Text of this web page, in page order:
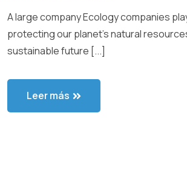
A large company Ecology companies
protecting our planet’s natural
sustainable future [...]
Leer más